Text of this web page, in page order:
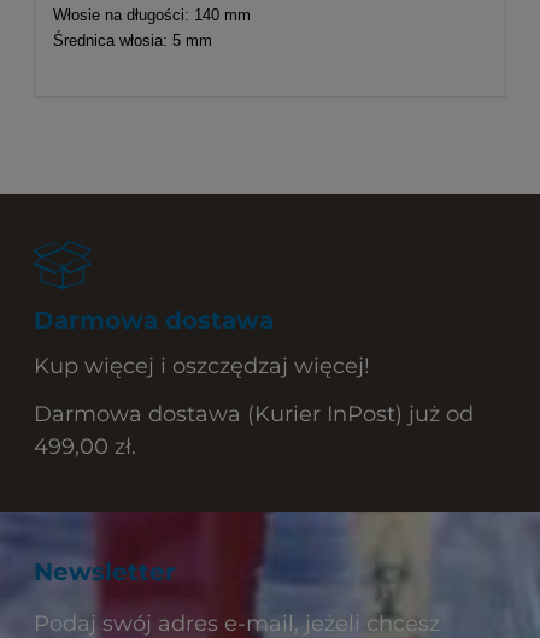
Włosie na długości: 140 mm
Średnica włosia: 5 mm
Darmowa dostawa
Kup więcej i oszczędzaj więcej!
Darmowa dostawa (Kurier InPost) już od
499,00 zł.
Newsletter
Podaj swój adres e-mail, jeżeli chcesz